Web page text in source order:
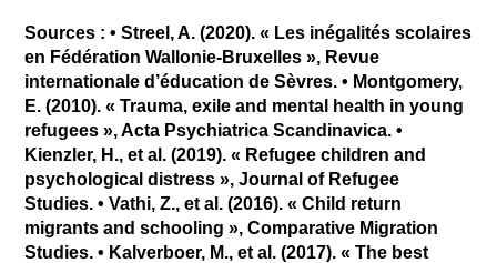
Sources : • Streel, A. (2020). « Les inégalités scolaires
en Fédération Wallonie-Bruxelles », Revue
internationale d’éducation de Sèvres. • Montgomery,
E. (2010). « Trauma, exile and mental health in young
refugees », Acta Psychiatrica Scandinavica. •
Kienzler, H., et al. (2019). « Refugee children and
psychological distress », Journal of Refugee
Studies. • Vathi, Z., et al. (2016). « Child return
migrants and schooling », Comparative Migration
Studies. • Kalverboer, M., et al. (2017). « The best